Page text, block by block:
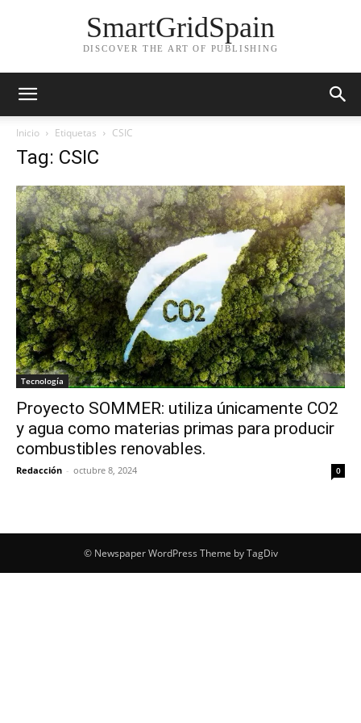
SmartGridSpain
DISCOVER THE ART OF PUBLISHING
Inicio Etiquetas CSIC
Tag: CSIC
Tecnología
Proyecto SOMMER: utiliza únicamente CO2
y agua como materias primas para producir
combustibles renovables.
Redacción - octubre 8, 2024 0
© Newspaper WordPress Theme by TagDiv